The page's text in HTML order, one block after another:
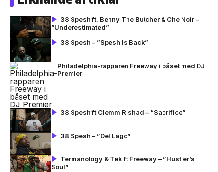
38 Spesh ft. Benny The Butcher & Che Noir –
”Underestimated”
38 Spesh – ”Spesh Is Back”
Philadelphia-rapparen Freeway i båset med DJ
Premier
38 Spesh ft Clemm Rishad – “Sacrifice”
38 Spesh – ”Del Lago”
Termanology & Tek ft Freeway – ”Hustler’s
Soul”